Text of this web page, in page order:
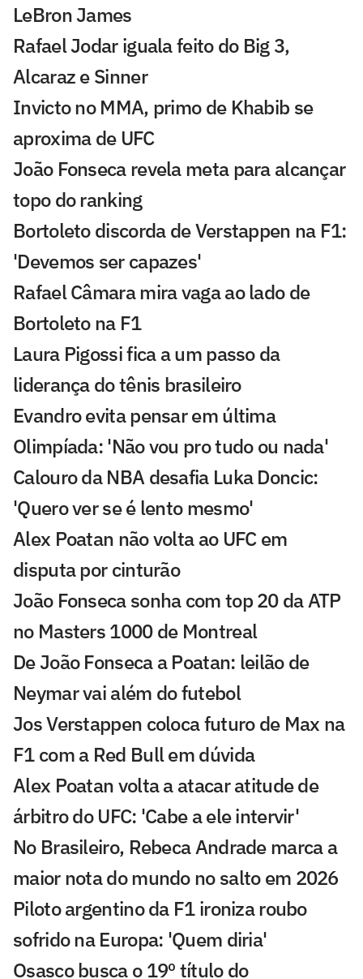
LeBron James
Rafael Jodar iguala feito do Big 3,
Alcaraz e Sinner
Invicto no MMA, primo de Khabib se
aproxima de UFC
João Fonseca revela meta para alcançar
topo do ranking
Bortoleto discorda de Verstappen na F1:
'Devemos ser capazes'
Rafael Câmara mira vaga ao lado de
Bortoleto na F1
Laura Pigossi fica a um passo da
liderança do tênis brasileiro
Evandro evita pensar em última
Olimpíada: 'Não vou pro tudo ou nada'
Calouro da NBA desafia Luka Doncic:
'Quero ver se é lento mesmo'
Alex Poatan não volta ao UFC em
disputa por cinturão
João Fonseca sonha com top 20 da ATP
no Masters 1000 de Montreal
De João Fonseca a Poatan: leilão de
Neymar vai além do futebol
Jos Verstappen coloca futuro de Max na
F1 com a Red Bull em dúvida
Alex Poatan volta a atacar atitude de
árbitro do UFC: 'Cabe a ele intervir'
No Brasileiro, Rebeca Andrade marca a
maior nota do mundo no salto em 2026
Piloto argentino da F1 ironiza roubo
sofrido na Europa: 'Quem diria'
Osasco busca o 19º título do